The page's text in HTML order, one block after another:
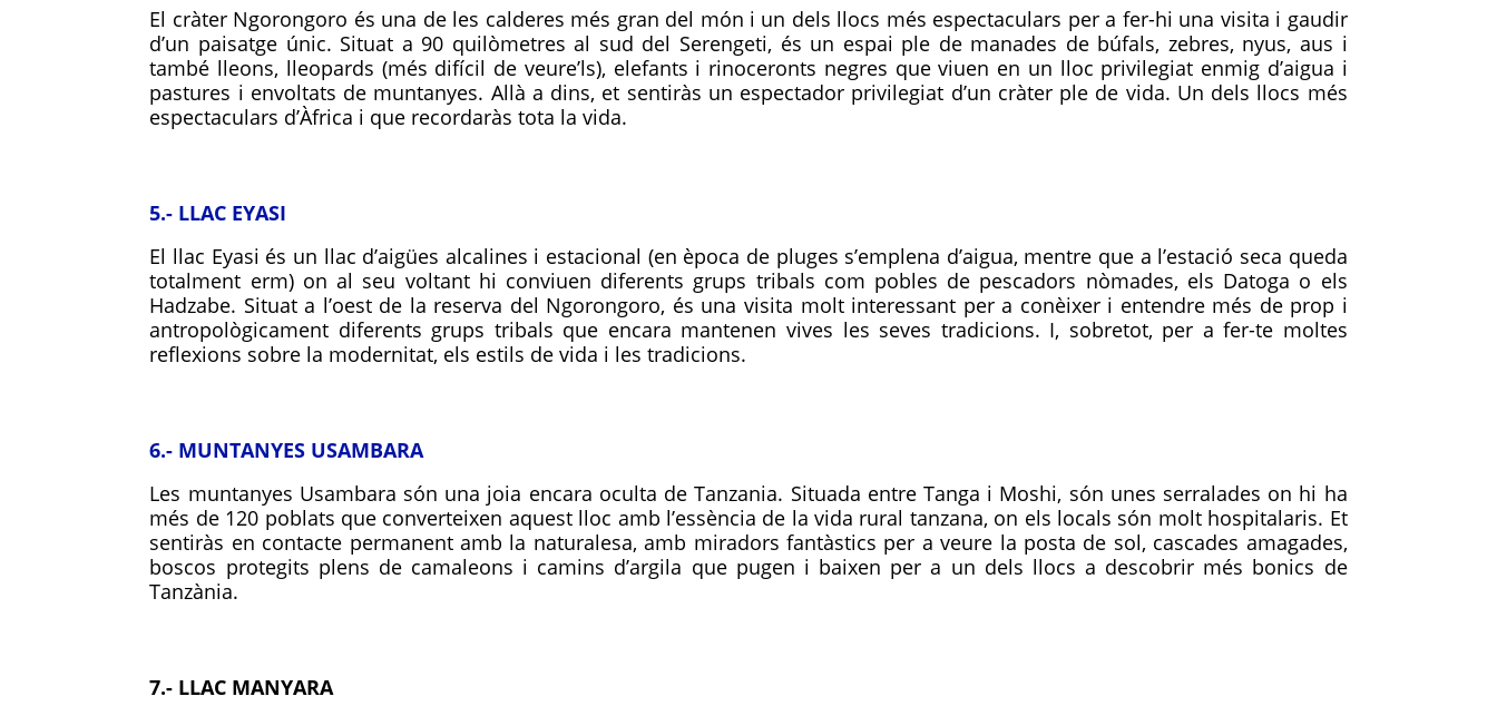
El cràter Ngorongoro és una de les calderes més gran del món i un dels llocs més espectaculars per a fer-hi una visita i gaudir
d’un paisatge únic. Situat a 90 quilòmetres al sud del Serengeti, és un espai ple de manades de búfals, zebres, nyus, aus i
també lleons, lleopards (més difícil de veure’ls), elefants i rinoceronts negres que viuen en un lloc privilegiat enmig d’aigua i
pastures i envoltats de muntanyes. Allà a dins, et sentiràs un espectador privilegiat d’un cràter ple de vida. Un dels llocs més
espectaculars d’Àfrica i que recordaràs tota la vida.
5.- LLAC EYASI
El llac Eyasi és un llac d’aigües alcalines i estacional (en època de pluges s’emplena d’aigua, mentre que a l’estació seca queda
totalment erm) on al seu voltant hi conviuen diferents grups tribals com pobles de pescadors nòmades, els Datoga o els
Hadzabe. Situat a l’oest de la reserva del Ngorongoro, és una visita molt interessant per a conèixer i entendre més de prop i
antropològicament diferents grups tribals que encara mantenen vives les seves tradicions. I, sobretot, per a fer-te moltes
reflexions sobre la modernitat, els estils de vida i les tradicions.
6.- MUNTANYES USAMBARA
Les muntanyes Usambara són una joia encara oculta de Tanzania. Situada entre Tanga i Moshi, són unes serralades on hi ha
més de 120 poblats que converteixen aquest lloc amb l’essència de la vida rural tanzana, on els locals són molt hospitalaris. Et
sentiràs en contacte permanent amb la naturalesa, amb miradors fantàstics per a veure la posta de sol, cascades amagades,
boscos protegits plens de camaleons i camins d’argila que pugen i baixen per a un dels llocs a descobrir més bonics de
Tanzània.
7.- LLAC MANYARA